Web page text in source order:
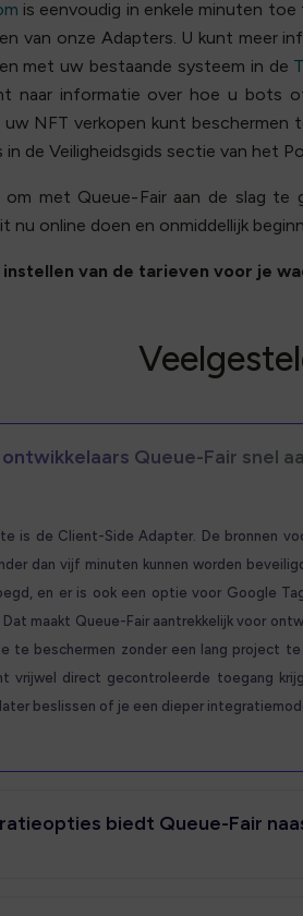
is eenvoudig in enkele minuten
van onze Adapters. U kunt meer
met uw bestaande systeem in de
naar informatie over hoe u bots
NFT verkopen kunt beschermen
in de Veiligheidsgids sectie van het
om met Queue-Fair aan de slag
nu online doen en onmiddellijk
van de tarieven voor je
ontwikkelaars Queue-Fair snel
is de Client-Side Adapter. De bronnen
dan vijf minuten kunnen worden
en er is ook een optie voor Google
maakt Queue-Fair aantrekkelijk voor
te beschermen zonder een lang project
vrijwel direct gecontroleerde toegang
later beslissen of je een dieper
biedt Queue-Fair